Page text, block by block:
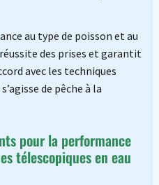
au type de poisson et au
des prises et garantit
avec les techniques
de pêche à la
pour la performance
télescopiques en eau